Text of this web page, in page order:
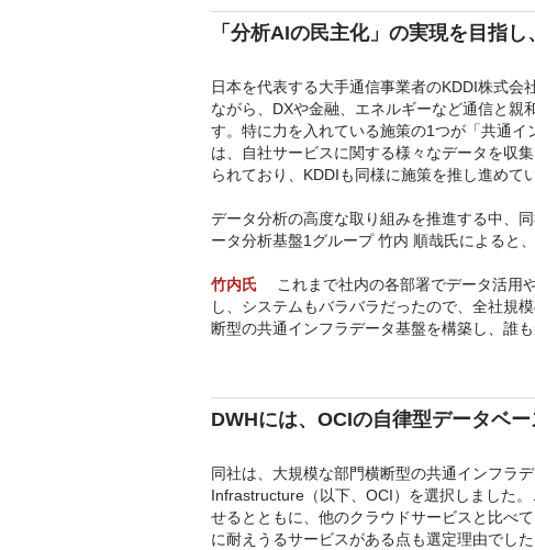
「分析AIの民主化」の実現を目指
日本を代表する大手通信事業者のKDDI株式
ながら、DXや金融、エネルギーなど通信と親
す。特に力を入れている施策の1つが「共通
は、自社サービスに関する様々なデータを収
られており、KDDIも同様に施策を推し進めて
データ分析の高度な取り組みを推進する中、
ータ分析基盤1グループ 竹内 順哉氏によると
竹内氏
これまで社内の各部署でデータ活用
し、システムもバラバラだったので、全社規
断型の共通インフラデータ基盤を構築し、誰
DWHには、OCIの自律型データベ
同社は、大規模な部門横断型の共通インフラ
Infrastructure（以下、OCI）を選択しました
せるとともに、他のクラウドサービスと比べ
に耐えうるサービスがある点も選定理由でした